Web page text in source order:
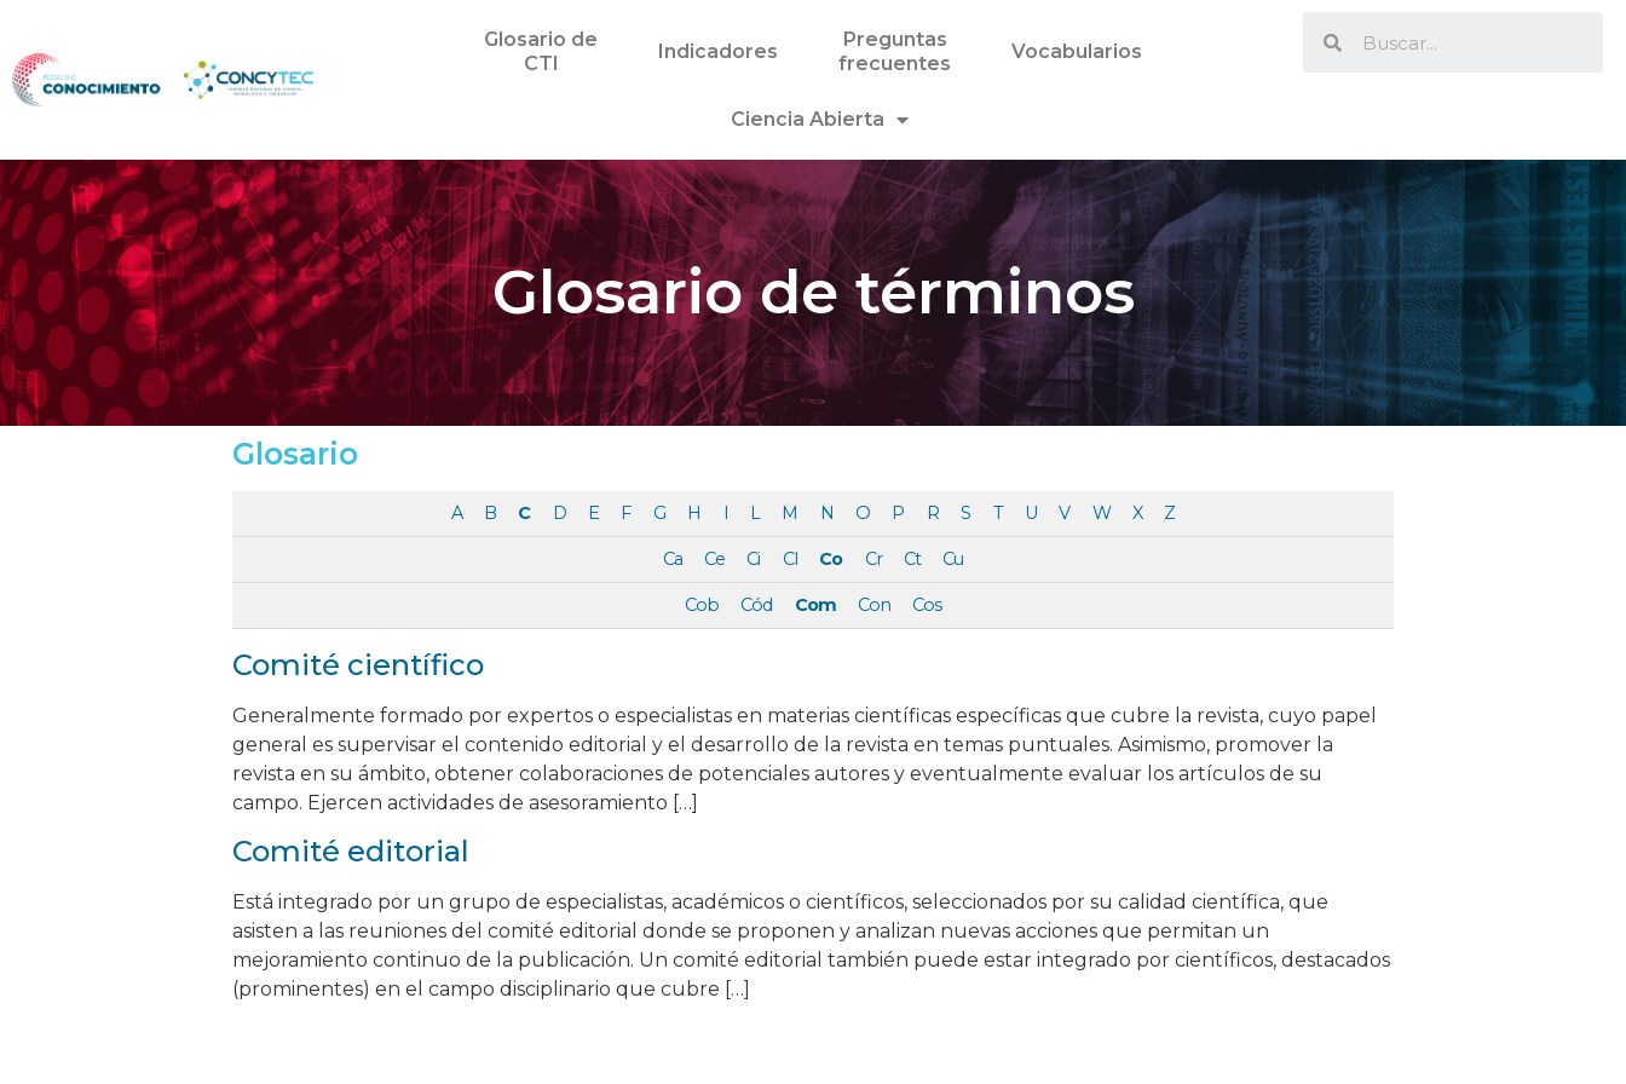
Glosario de
CTI
Indicadores
Preguntas
frecuentes
Vocabularios
Ciencia Abierta
Glosario de términos
Glosario
A B C D E F G H I L M N O P R S T U V W X Z
Ca Ce Ci Cl Co Cr Ct Cu
Cob Cód Com Con Cos
Comité científico
Generalmente formado por expertos o especialistas en materias científicas específicas que cubre la revista, cuyo papel
general es supervisar el contenido editorial y el desarrollo de la revista en temas puntuales. Asimismo, promover la
revista en su ámbito, obtener colaboraciones de potenciales autores y eventualmente evaluar los artículos de su
campo. Ejercen actividades de asesoramiento […]
Comité editorial
Está integrado por un grupo de especialistas, académicos o científicos, seleccionados por su calidad científica, que
asisten a las reuniones del comité editorial donde se proponen y analizan nuevas acciones que permitan un
mejoramiento continuo de la publicación. Un comité editorial también puede estar integrado por científicos, destacados
(prominentes) en el campo disciplinario que cubre […]